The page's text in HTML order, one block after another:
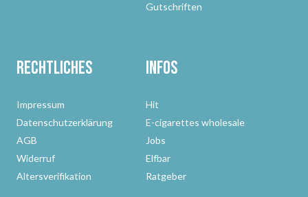
Gutschriften
Rechtliches
Impressum
Datenschutzerklärung
AGB
Widerruf
Altersverifikation
Infos
Hit
E-cigarettes wholesale
Jobs
Elfbar
Ratgeber